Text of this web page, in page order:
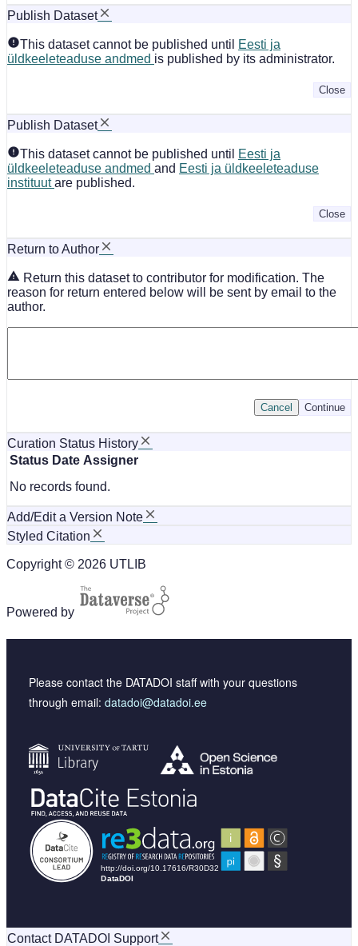
Publish Dataset
This dataset cannot be published until
Eesti ja
üldkeeleteaduse andmed is published by its administrator.
Close
Publish Dataset
This dataset cannot be published until
Eesti ja
üldkeeleteaduse andmed and Eesti ja üldkeeleteaduse
instituutare published.
Close
Return to Author
Return this dataset to contributor for modification. The
reason for return entered below will be sent by email to the
author.
Continue
Cancel
Curation Status History
Status Date Assigner
No records found.
Add/Edit a Version Note
Styled Citation
Copyright © 2026 UTLIB
Powered by
Please contact the DATADOI staff with your questions
through email: datadoi@datadoi.ee
Contact DATADOI Support